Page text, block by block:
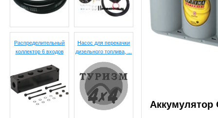
Распределительный
коллектор 6 входов
Насос для перекачки
дизельного топлива, ...
Аккумулятор